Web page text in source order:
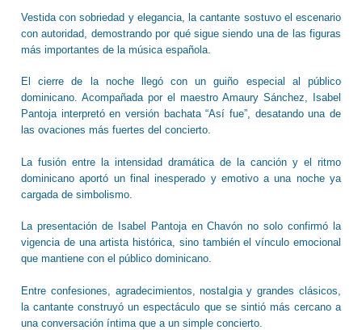
Vestida con sobriedad y elegancia, la cantante sostuvo el escenario
con autoridad, demostrando por qué sigue siendo una de las figuras
más importantes de la música española.
El cierre de la noche llegó con un guiño especial al público
dominicano. Acompañada por el maestro Amaury Sánchez, Isabel
Pantoja interpretó en versión bachata “Así fue”, desatando una de
las ovaciones más fuertes del concierto.
La fusión entre la intensidad dramática de la canción y el ritmo
dominicano aportó un final inesperado y emotivo a una noche ya
cargada de simbolismo.
La presentación de Isabel Pantoja en Chavón no solo confirmó la
vigencia de una artista histórica, sino también el vínculo emocional
que mantiene con el público dominicano.
Entre confesiones, agradecimientos, nostalgia y grandes clásicos,
la cantante construyó un espectáculo que se sintió más cercano a
una conversación íntima que a un simple concierto.